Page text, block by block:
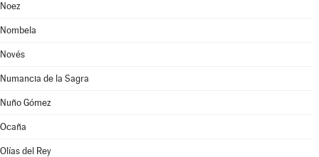
Noez
Nombela
Novés
Numancia de la Sagra
Nuño Gómez
Ocaña
Olías del Rey